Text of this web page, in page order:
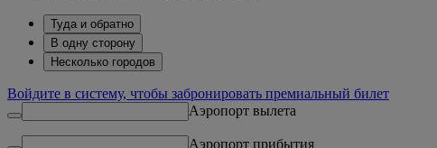
Туда и обратно
В одну сторону
Несколько городов
Войдите в систему, чтобы забронировать премиальный билет
Аэропорт вылета
Аэропорт прибытия